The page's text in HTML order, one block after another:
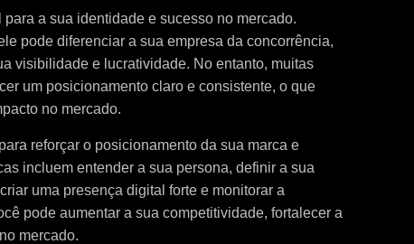
a sua identidade e sucesso no mercado.
pode diferenciar a sua empresa da concorrência,
visibilidade e lucratividade. No entanto, muitas
um posicionamento claro e consistente, o que
no mercado.
reforçar o posicionamento da sua marca e
incluem entender a sua persona, definir a sua
uma presença digital forte e monitorar a
pode aumentar a sua competitividade, fortalecer a
mercado.